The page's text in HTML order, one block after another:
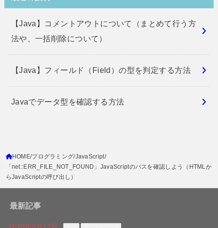
【Java】コメントアウトについて（まとめて行う方
法や、一括削除について）
【Java】フィールド（Field）の型を判定する方法
Javaでデータ型を確認する方法
HOME プログラミング JavaScript
「net::ERR_FILE_NOT_FOUND」JavaScriptのパスを確認しよう（HTMLか
らJavaScriptの呼び出し）
最新記事
2025年8月17日